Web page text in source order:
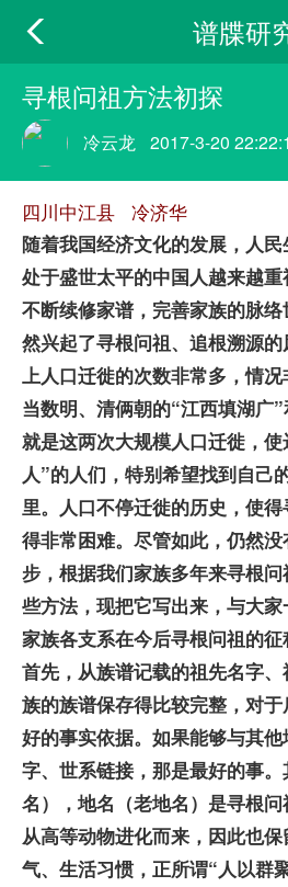
谱牒研
寻根问祖方法初探
冷云龙 2017-3-20
四川中江县 冷济华
随着我国经济文化的发展，人民
处于盛世太平的中国人越来越
不断续修家谱，完善家族的脉
然兴起了寻根问祖、追根溯源
上人口迁徙的次数非常多，情
当数明、清俩朝的“江西填湖广
就是这两次大规模人口迁徙，
人”的人们，特别希望找到自己
里。人口不停迁徙的历史，使
得非常困难。尽管如此，仍然
步，根据我们家族多年来寻根
些方法，现把它写出来，与大
家族各支系在今后寻根问祖的征
首先，从族谱记载的祖先名字
族的族谱保存得比较完整，对
好的事实依据。如果能够与其
字、世系链接，那是最好的事。
名），地名（老地名）是寻根
从高等动物进化而来，因此也
气、生活习惯，正所谓“人以群